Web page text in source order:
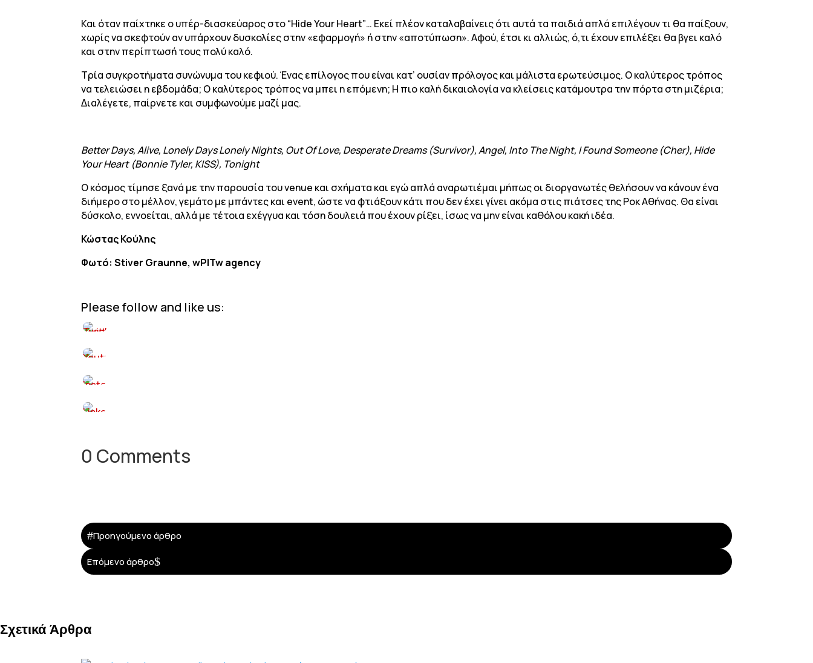
Και όταν παίχτηκε ο υπέρ-διασκεύαρος στο “Hide Your Heart”… Εκεί πλέον καταλαβαίνεις ότι αυτά τα παιδιά απλά επιλέγουν τι θα παίξουν,
χωρίς να σκεφτούν αν υπάρχουν δυσκολίες στην «εφαρμογή» ή στην «αποτύπωση». Αφού, έτσι κι αλλιώς, ό,τι έχουν επιλέξει θα βγει καλό
και στην περίπτωσή τους πολύ καλό.
Τρία συγκροτήματα συνώνυμα του κεφιού. Ένας επίλογος που είναι κατ’ ουσίαν πρόλογος και μάλιστα ερωτεύσιμος. Ο καλύτερος τρόπος
να τελειώσει η εβδομάδα; Ο καλύτερος τρόπος να μπει η επόμενη; Η πιο καλή δικαιολογία να κλείσεις κατάμουτρα την πόρτα στη μιζέρια;
Διαλέγετε, παίρνετε και συμφωνούμε μαζί μας.
Better Days, Alive, Lonely Days Lonely Nights, Out Of Love, Desperate Dreams (Survivor), Angel, Into The Night, I Found Someone (Cher), Hide
Your Heart (Bonnie Tyler, KISS), Tonight
Ο κόσμος τίμησε ξανά με την παρουσία του venue και σχήματα και εγώ απλά αναρωτιέμαι μήπως οι διοργανωτές θελήσουν να κάνουν ένα
διήμερο στο μέλλον, γεμάτο με μπάντες και event, ώστε να φτιάξουν κάτι που δεν έχει γίνει ακόμα στις πιάτσες της Ροκ Αθήνας. Θα είναι
δύσκολο, εννοείται, αλλά με τέτοια εχέγγυα και τόση δουλειά που έχουν ρίξει, ίσως να μην είναι καθόλου κακή ιδέα.
Κώστας Κούλης
Φωτό: Stiver Graunne, wPITw agency
Please follow and like us:
0 Comments
#Προηγούμενο άρθρο
Επόμενο άρθρο$
Σχετικά Άρθρα